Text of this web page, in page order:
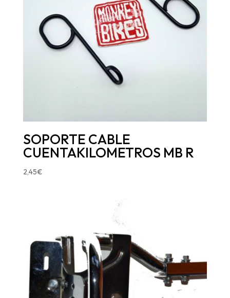
SOPORTE CABLE
CUENTAKILOMETROS MB R
2,45€